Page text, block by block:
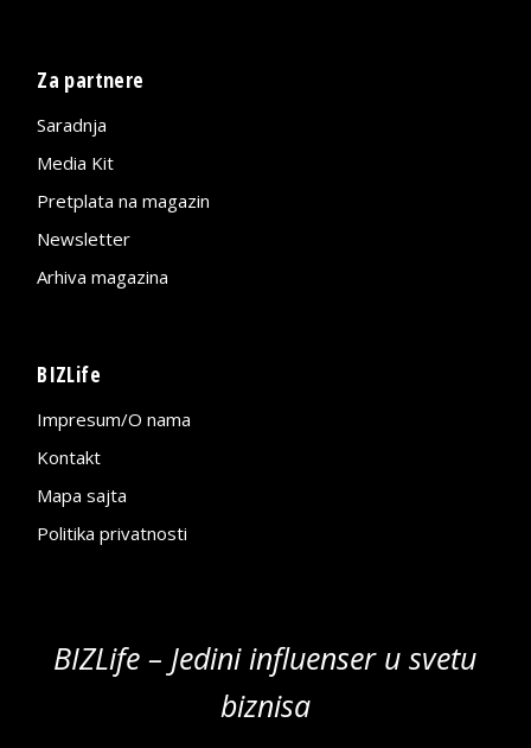
Za partnere
Saradnja
Media Kit
Pretplata na magazin
Newsletter
Arhiva magazina
BIZLife
Impresum/O nama
Kontakt
Mapa sajta
Politika privatnosti
BIZLife – Jedini influenser u svetu
biznisa